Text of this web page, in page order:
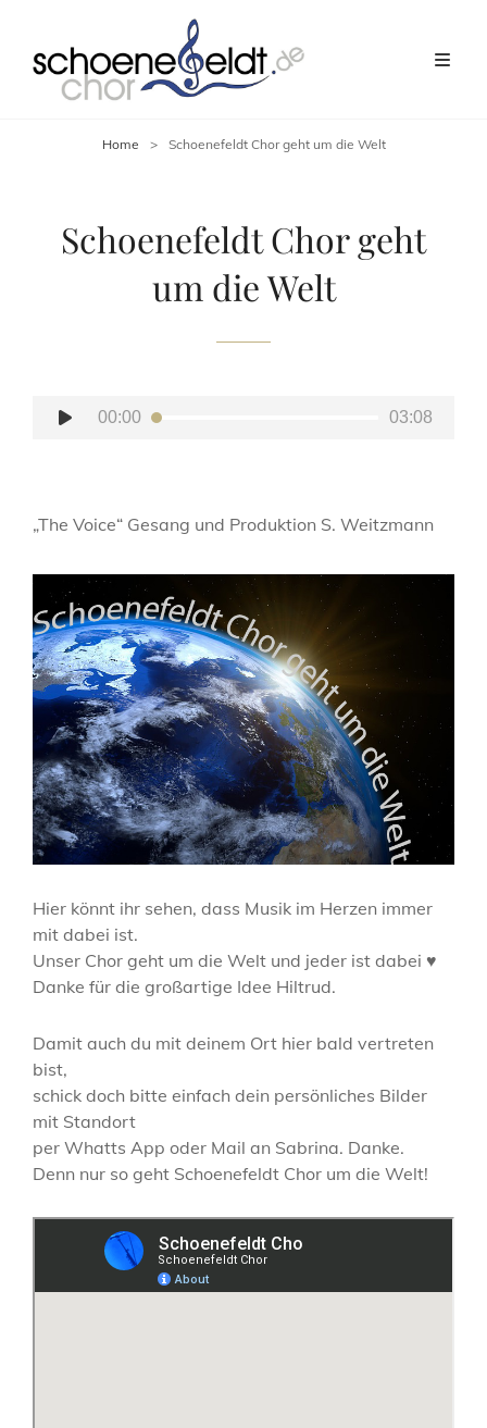
Home > Schoenefeldt Chor geht um die Welt
Schoenefeldt Chor geht
um die Welt
Audio-
00:00 03:08
„The Voice“ Gesang und Produktion S. Weitzmann
Hier könnt ihr sehen, dass Musik im Herzen immer
mit dabei ist.
Unser Chor geht um die Welt und jeder ist dabei ♥
Danke für die großartige Idee Hiltrud.
Damit auch du mit deinem Ort hier bald vertreten
bist,
schick doch bitte einfach dein persönliches Bilder
mit Standort
per Whatts App oder Mail an Sabrina. Danke.
Denn nur so geht Schoenefeldt Chor um die Welt!